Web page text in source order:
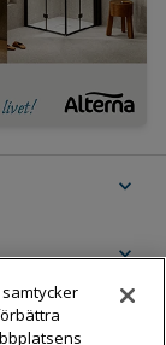
expand_more
expand_more